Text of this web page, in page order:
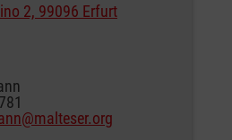
2, 99096 Erfurt